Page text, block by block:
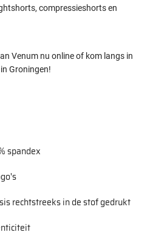
compressieshorts en
Venum nu online of kom langs in
Groningen!
spandex
rechtstreeks in de stof gedrukt